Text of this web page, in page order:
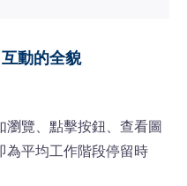
動的全貌
覽、點擊按鈕、查看圖
為平均工作階段停留時